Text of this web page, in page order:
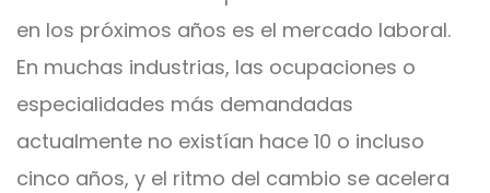
en los próximos años es el mercado laboral.
En muchas industrias, las ocupaciones o
especialidades más demandadas
actualmente no existían hace 10 o incluso
cinco años, y el ritmo del cambio se acelera